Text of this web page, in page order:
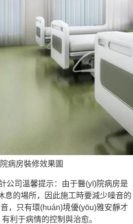
病房裝修效果圖
公司溫馨提示：由于醫(yī)院病房是
息的場所，因此施工時要減少噪音的
，只有環(huán)境優(yōu)雅安靜才
利于病情的控制與治愈。